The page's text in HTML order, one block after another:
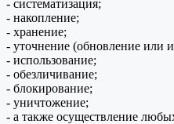
- систематизация;
- накопление;
- хранение;
- уточнение (обновление или
- использование;
- обезличивание;
- блокирование;
- уничтожение;
- а также осуществление